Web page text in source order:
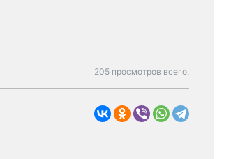
205 просмотров всего.